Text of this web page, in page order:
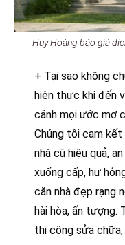
Huy Hoàng báo giá
+ Tại sao không
hiện thực khi đến
cánh mọi ước mơ
Chúng tôi cam
nhà cũ hiệu quả,
xuống cấp, hư
căn nhà đẹp rạng
hài hòa, ấn tượng.
thi công sửa